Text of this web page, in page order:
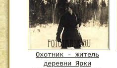
Охотник - житель
деревни Ярки